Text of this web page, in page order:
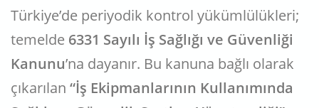
Türkiye’de periyodik kontrol yükümlülükleri;
temelde 6331 Sayılı İş Sağlığı ve Güvenliği
Kanunu’na dayanır. Bu kanuna bağlı olarak
çıkarılan “İş Ekipmanlarının Kullanımında